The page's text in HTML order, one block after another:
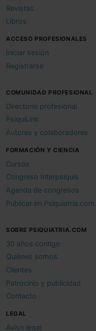
Revistas
Libros
ACCESO PROFESIONALES
Iniciar sesión
Registrarse
COMUNIDAD PROFESIONAL
Directorio profesional
PsiquiLink
Autores y colaboradores
FORMACIÓN Y CIENCIA
Cursos
Congreso Interpsiquis
Agenda de congresos
Publicar en Psiquiatria.com
SOBRE PSIQUIATRIA.COM
30 años contigo
Quiénes somos
Clientes
Patrocinio y publicidad
Contacto
LEGAL
Aviso legal